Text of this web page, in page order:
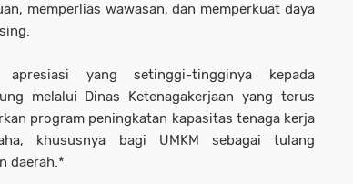
memperlias wawasan, dan memperkuat daya
apresiasi yang setinggi-tingginya kepada
melalui Dinas Ketenagakerjaan yang terus
program peningkatan kapasitas tenaga kerja
khususnya bagi UMKM sebagai tulang
daerah.*